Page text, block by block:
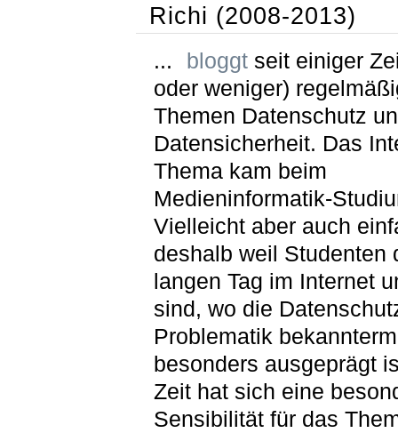
Richi (2008-2013)
... bloggtseit einiger
oder weniger)
Themen Datenschutz
Datensicherheit. Das
Thema kam beim
Medieninformatik-
Vielleicht aber auch
deshalb weil Studenten
langen Tag im Internet
sind, wo die
Problematik
besonders ausgeprägt
Zeit hat sich eine
Sensibilität für das